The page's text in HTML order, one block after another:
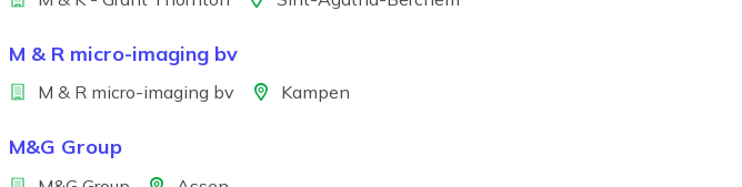
M & R micro-imaging bv
BedrijfM & R micro-imaging bv LocatieKampen
M&G Group